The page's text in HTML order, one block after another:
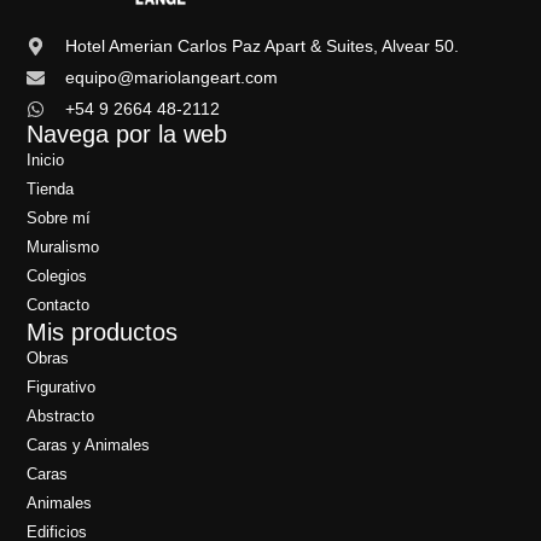
Hotel Amerian Carlos Paz Apart & Suites, Alvear 50.
equipo@mariolangeart.com
+54 9 2664 48-2112
Navega por la web
Inicio
Tienda
Sobre mí
Muralismo
Colegios
Contacto
Mis productos
Obras
Figurativo
Abstracto
Caras y Animales
Caras
Animales
Edificios